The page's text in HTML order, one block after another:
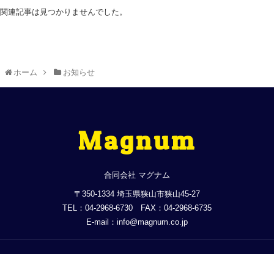
関連記事は見つかりませんでした。
ホーム お知らせ
Magnum
合同会社 マグナム
〒350-1334 埼玉県狭山市狭山45-27
TEL：04-2968-6730 FAX：04-2968-6735
E-mail：info@magnum.co.jp